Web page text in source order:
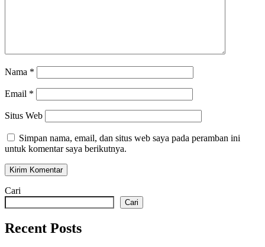
Nama *
Email *
Situs Web
Simpan nama, email, dan situs web saya pada peramban ini
untuk komentar saya berikutnya.
Cari
Cari
Recent Posts